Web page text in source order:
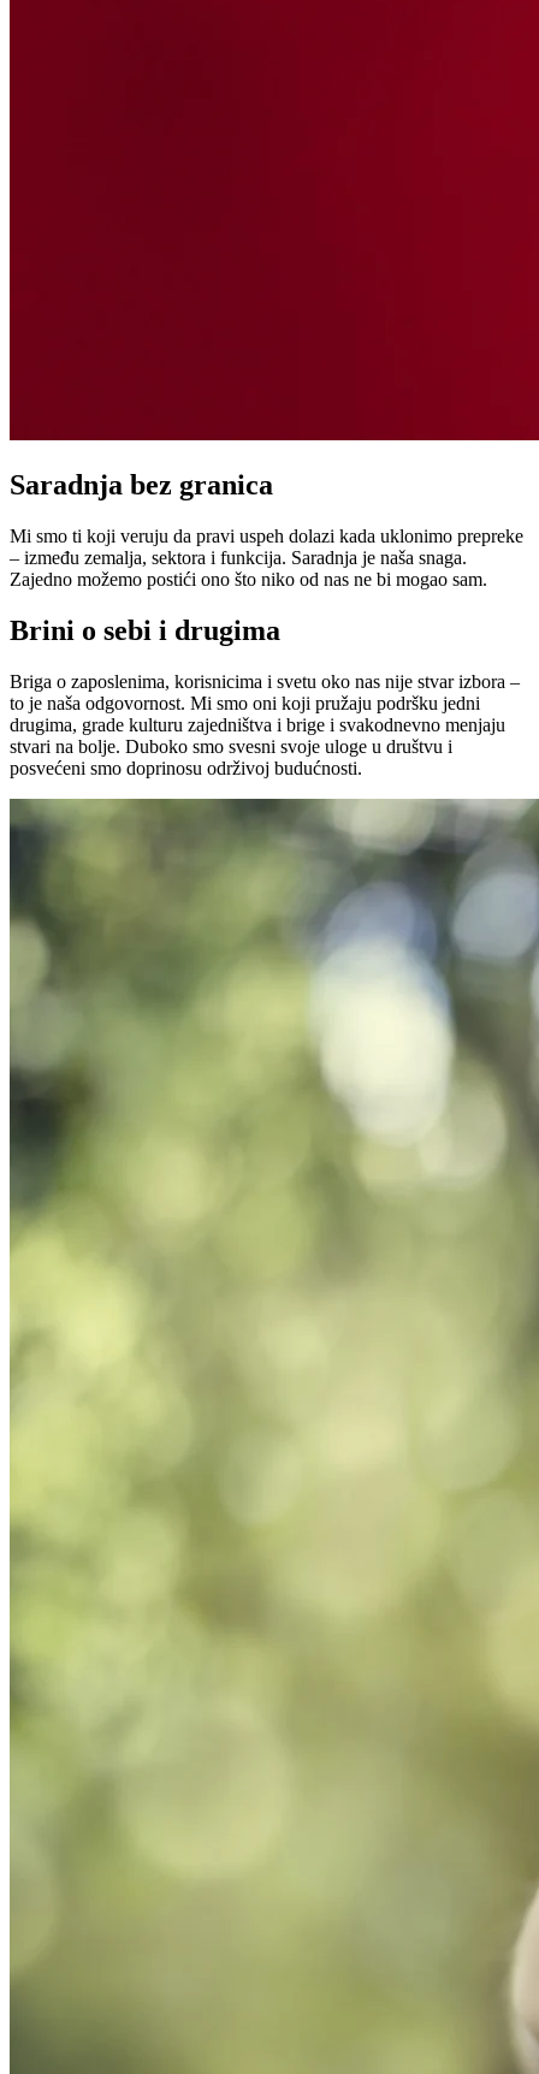
Saradnja bez granica
Mi smo ti koji veruju da pravi uspeh dolazi kada uklonimo prepreke
– između zemalja, sektora i funkcija. Saradnja je naša snaga.
Zajedno možemo postići ono što niko od nas ne bi mogao sam.
Brini o sebi i drugima
Briga o zaposlenima, korisnicima i svetu oko nas nije stvar izbora –
to je naša odgovornost. Mi smo oni koji pružaju podršku jedni
drugima, grade kulturu zajedništva i brige i svakodnevno menjaju
stvari na bolje. Duboko smo svesni svoje uloge u društvu i
posvećeni smo doprinosu održivoj budućnosti.